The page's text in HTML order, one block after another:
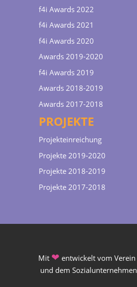
f4i Awards 2022
f4i Awards 2021
f4i Awards 2020
Awards 2019-2020
f4i Awards 2019
Awards 2018-2019
Awards 2017-2018
PROJEKTE
Projekteinreichung
Projekte 2019-2020
Projekte 2018-2019
Projekte 2017-2018
Mit ❤ entwickelt vom Verein
und dem Sozialunternehmen